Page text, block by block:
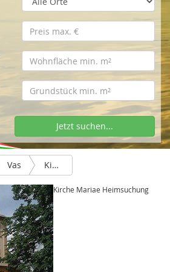
Jetzt suchen...
Vas Kirche Mariae Heimsuchung
Kirche Mariae Heimsuchung